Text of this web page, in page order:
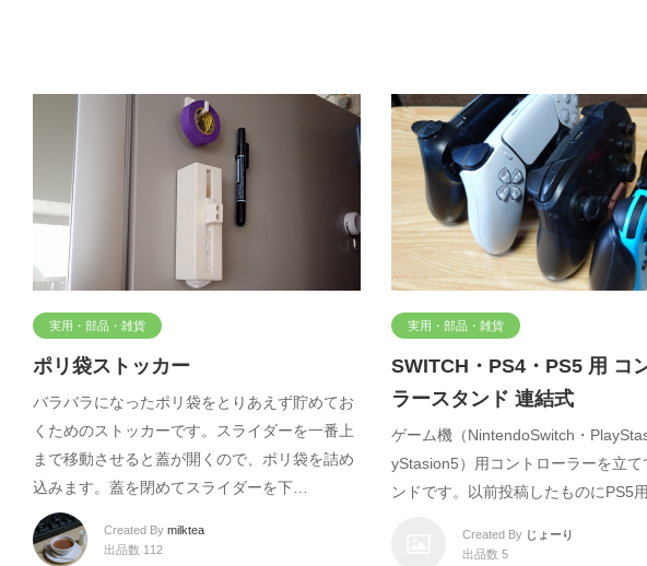
実用・部品・雑貨
ポリ袋ストッカー
バラバラになったポリ袋をとりあえず貯めてお
くためのストッカーです。スライダーを一番上
まで移動させると蓋が開くので、ポリ袋を詰め
込みます。蓋を閉めてスライダーを下…
Created By milktea
出品数 112
実用・部品・雑貨
SWITCH・PS4・PS5 用 コ
ラースタンド 連結式
ゲーム機（NintendoSwitch・
yStasion5）用コントローラーを立て
ンドです。以前投稿したものにPS5
Created By じょーり
出品数 5